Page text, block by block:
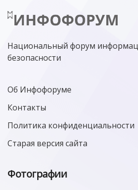
Национальный форум
безопасности
Об Инфофоруме
Контакты
Политика конфиденциальности
Старая версия сайта
Фотографии